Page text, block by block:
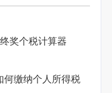
奖个税计算器
何缴纳个人所得税